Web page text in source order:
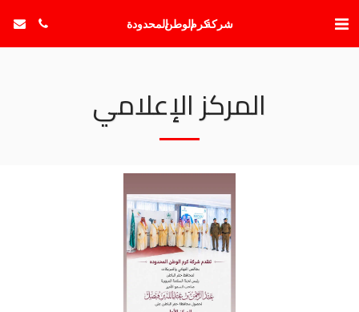
شركة كرم الوطن المحدودة
المركز الإعلامي